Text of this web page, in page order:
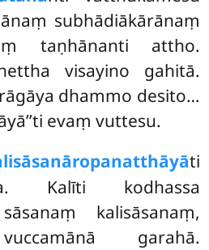
subhādiākārānaṃ
taṇhānanti attho.
visayino gahitā.
dhammo desito…
evaṃ vuttesu.
ti
Kalīti kodhassa
kalisāsanaṃ,
garahā.